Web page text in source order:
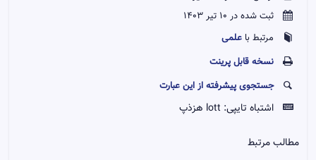
ثبت شده در 10 تیر 1403
مرتبط باعلمی
نسخه قابل پرينت
جستجوی پیشرفته از این عبارت
اشتباه تایپی: lott هزذپ
مطالب مرتبط